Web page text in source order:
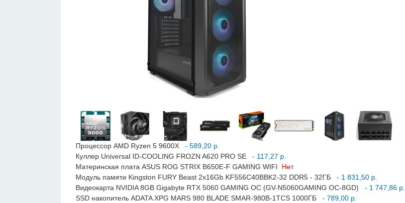
Процессор AMD Ryzen 5 9600X
- 589,20 р.
Куллер Universal ID-COOLING FROZN A620 PRO SE
- 117,27 р.
Материнская плата ASUS ROG STRIX B650E-F GAMING WIFI
Нет
Модуль памяти Kingston FURY Beast 2x16Gb KF556C40BBK2-32 DDR5 - 32ГБ
- 1 831,50 р.
Видеокарта NVIDIA 8GB Gigabyte RTX 5060 GAMING OC (GV-N5060GAMING OC-8GD)
- 1 747,86 р.
SSD накопитель ADATA XPG MARS 980 BLADE SMAR-980B-1TCS 1000ГБ
- 789,00 р.